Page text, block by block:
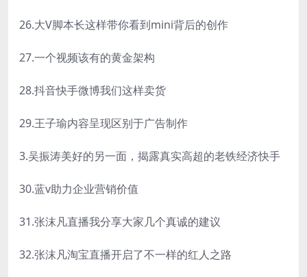
26.大V脚本长这样带你看到mini背后的创作
27.一个视频该有的黄金架构
28.抖音快手微博我们这样卖货
29.王子瑜内容呈现区别于广告制作
3.吴振涛美好的另一面，揭露真实高超的老铁经济快手
30.蓝v助力企业营销价值
31.张沫凡直播我分享大家几个真诚的建议
32.张沫凡淘宝直播开启了不一样的红人之路